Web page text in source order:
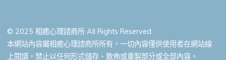
© 2025 相癒心理諮商所 All Rights Reserved.
本網站內容屬相癒心理諮商所所有，一切內容僅供使用者在網站線
上閱讀，禁止以任何形式儲存、散佈或重製部分或全部內容。